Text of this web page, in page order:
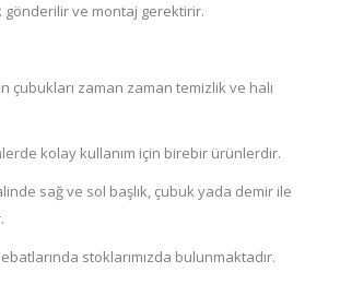
gönderilir ve montaj gerektirir.
çubukları zaman zaman temizlik ve halı
kolay kullanım için birebir ürünlerdir.
sağ ve sol başlık, çubuk yada demir ile
ebatlarında stoklarımızda bulunmaktadır.